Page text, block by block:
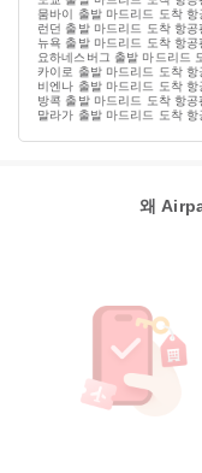
뭄바이 출발 마드리드 도착 항
런던 출발 마드리드 도착 항공
뉴욕 출발 마드리드 도착 항공
요하네스버그 출발 마드리드
카이로 출발 마드리드 도착 항
비엔나 출발 마드리드 도착 항
방콕 출발 마드리드 도착 항공
말라가 출발 마드리드 도착 항
왜